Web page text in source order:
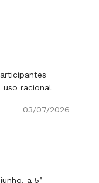
racional
03/07/2026
a 5ª